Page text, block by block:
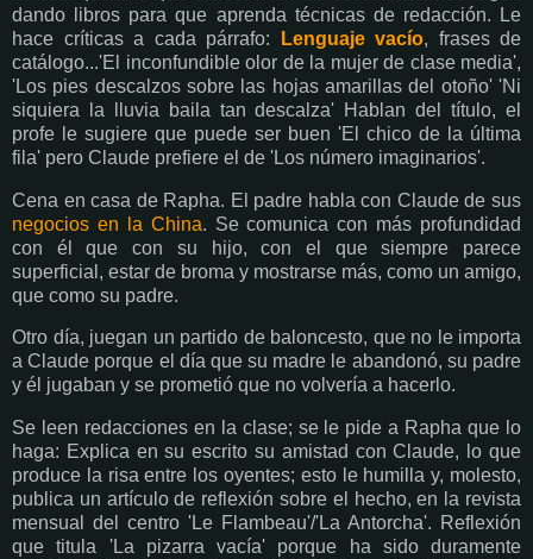
dando libros para que aprenda técnicas de redacción. Le
hace críticas a cada párrafo:
Lenguaje vacío, frases de
catálogo...'El inconfundible olor de la mujer de clase media',
'Los pies descalzos sobre las hojas amarillas del otoño' 'Ni
siquiera la lluvia baila tan descalza' Hablan del título, el
profe le sugiere que puede ser buen 'El chico de la última
fila' pero Claude prefiere el de 'Los número imaginarios'.
Cena en casa de Rapha. El padre habla con Claude de sus
negocios en la China. Se comunica con más profundidad
con él que con su hijo, con el que siempre parece
superficial, estar de broma y mostrarse más, como un amigo,
que como su padre.
Otro día, juegan un partido de baloncesto, que no le importa
a Claude porque el día que su madre le abandonó, su padre
y él jugaban y se prometió que no volvería a hacerlo.
Se leen redacciones en la clase; se le pide a Rapha que lo
haga: Explica en su escrito su amistad con Claude, lo que
produce la risa entre los oyentes; esto le humilla y, molesto,
publica un artículo de reflexión sobre el hecho, en la revista
mensual del centro 'Le Flambeau'/'La Antorcha'. Reflexión
que titula 'La pizarra vacía' porque ha sido duramente